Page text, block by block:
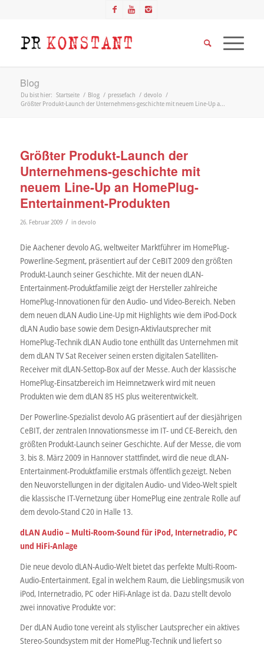
Blog
Du bist hier: Startseite / Blog / pressefach / devolo /
Größter Produkt-Launch der Unternehmens-geschichte mit neuem Line-Up a...
Größter Produkt-Launch der
Unternehmens-geschichte mit
neuem Line-Up an HomePlug-
Entertainment-Produkten
26. Februar 2009 / in devolo
Die Aachener devolo AG, weltweiter Marktführer im HomePlug-
Powerline-Segment, präsentiert auf der CeBIT 2009 den größten
Produkt-Launch seiner Geschichte. Mit der neuen dLAN-
Entertainment-Produktfamilie zeigt der Hersteller zahlreiche
HomePlug-Innovationen für den Audio- und Video-Bereich. Neben
dem neuen dLAN Audio Line-Up mit Highlights wie dem iPod-Dock
dLAN Audio base sowie dem Design-Aktivlautsprecher mit
HomePlug-Technik dLAN Audio tone enthüllt das Unternehmen mit
dem dLAN TV Sat Receiver seinen ersten digitalen Satelliten-
Receiver mit dLAN-Settop-Box auf der Messe. Auch der klassische
HomePlug-Einsatzbereich im Heimnetzwerk wird mit neuen
Produkten wie dem dLAN 85 HS plus weiterentwickelt.
Der Powerline-Spezialist devolo AG präsentiert auf der diesjährigen
CeBIT, der zentralen Innovationsmesse im IT- und CE-Bereich, den
größten Produkt-Launch seiner Geschichte. Auf der Messe, die vom
3. bis 8. März 2009 in Hannover stattfindet, wird die neue dLAN-
Entertainment-Produktfamilie erstmals öffentlich gezeigt. Neben
den Neuvorstellungen in der digitalen Audio- und Video-Welt spielt
die klassische IT-Vernetzung über HomePlug eine zentrale Rolle auf
dem devolo-Stand C20 in Halle 13.
dLAN Audio – Multi-Room-Sound für iPod, Internetradio, PC
und HiFi-Anlage
Die neue devolo dLAN-Audio-Welt bietet das perfekte Multi-Room-
Audio-Entertainment. Egal in welchem Raum, die Lieblingsmusik von
iPod, Internetradio, PC oder HiFi-Anlage ist da. Dazu stellt devolo
zwei innovative Produkte vor:
Der dLAN Audio tone vereint als stylischer Lautsprecher ein aktives
Stereo-Soundsystem mit der HomePlug-Technik und liefert so